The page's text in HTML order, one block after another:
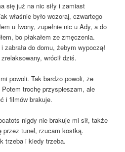
się już na nic siły i zamiast
właśnie było wczoraj, czwartego
u Iwony, zupełnie nic u Ady, a do
bo płakałem ze zmęczenia.
zabrała do domu, żebym wypoczął
wrócił dziś.
powoli. Tak bardzo powoli, że
trochę przyspieszam, ale
i filmów brakuje.
nigdy nie brakuje mi sił, także
przez tunel, rzucam kostką.
trzeba i kiedy trzeba.